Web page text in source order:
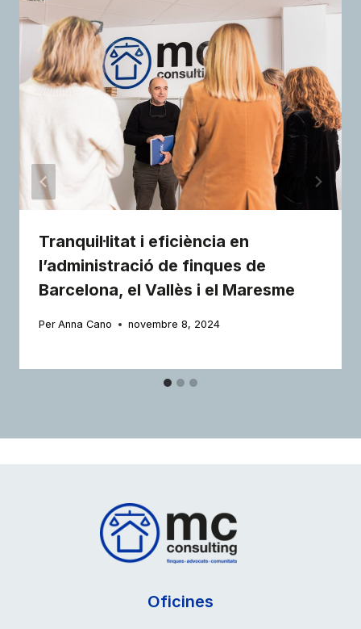
Tranquil·litat i eficiència en
l’administració de finques de
Barcelona, el Vallès i el Maresme
Per Anna Cano novembre 8, 2024
Oficines